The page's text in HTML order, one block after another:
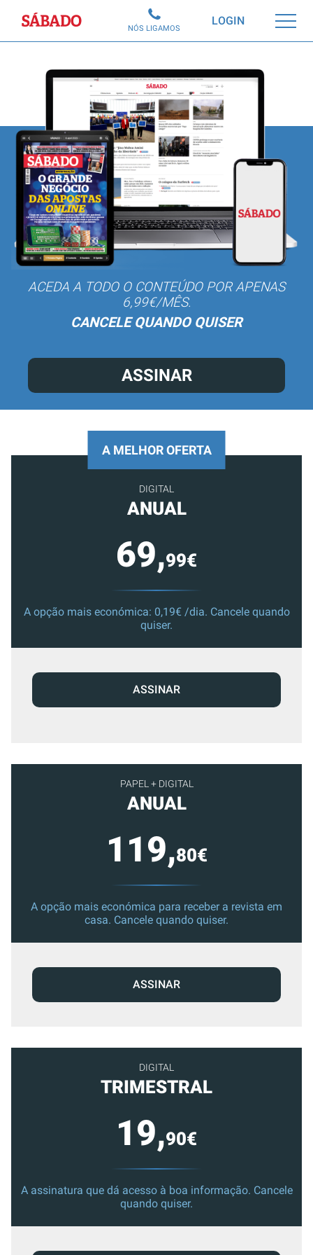
Sábado LOGIN
NÓS LIGAMOS
ACEDA A TODO O CONTEÚDO POR APENAS
6,99€/MÊS.
CANCELE QUANDO QUISER
ASSINAR
PAPEL + DIGITAL
ANUAL
119,80€
A opção mais económica para receber a revista em
casa. Cancele quando quiser.
ASSINAR
DIGITAL
TRIMESTRAL
19,90€
A assinatura que dá acesso à boa informação. Cancele
quando quiser.
A MELHOR OFERTA
DIGITAL
ANUAL
69,99€
A opção mais económica: 0,19€ /dia. Cancele quando
quiser.
ASSINAR